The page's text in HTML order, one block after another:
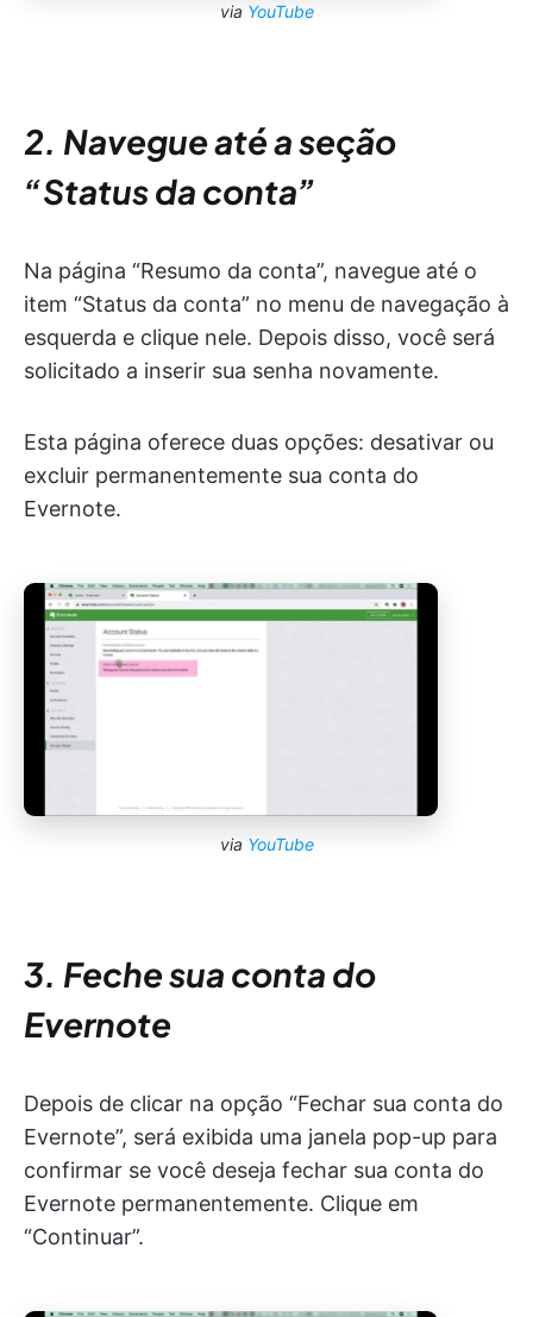
via YouTube
2. Navegue até a seção
“Status da conta”
Na página “Resumo da conta”, navegue até o
item “Status da conta” no menu de navegação à
esquerda e clique nele. Depois disso, você será
solicitado a inserir sua senha novamente.
Esta página oferece duas opções: desativar ou
excluir permanentemente sua conta do
Evernote.
via YouTube
3. Feche sua conta do
Evernote
Depois de clicar na opção “Fechar sua conta do
Evernote”, será exibida uma janela pop-up para
confirmar se você deseja fechar sua conta do
Evernote permanentemente. Clique em
“Continuar”.